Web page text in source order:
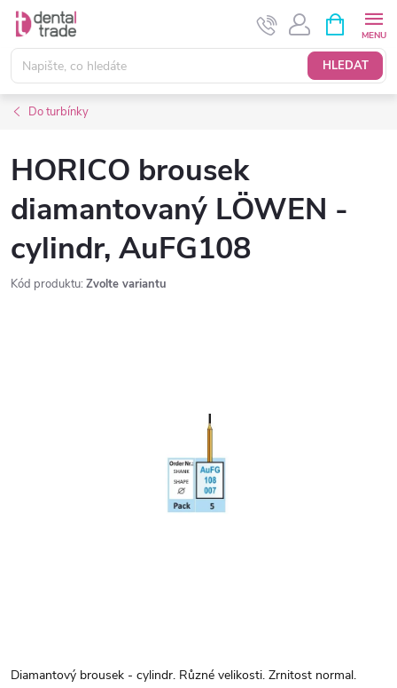
Přejít
obsah
HLEDAT
NÁKUPNÍ
KOŠÍK
Do turbínky
HORICO brousek
diamantovaný LÖWEN -
cylindr, AuFG108
Kód produktu: Zvolte variantu
Diamantový brousek - cylindr. Různé velikosti. Zrnitost normal.